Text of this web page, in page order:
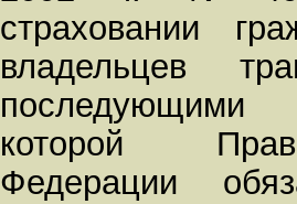
страховании
владельцев
последующими
которой
Федерации